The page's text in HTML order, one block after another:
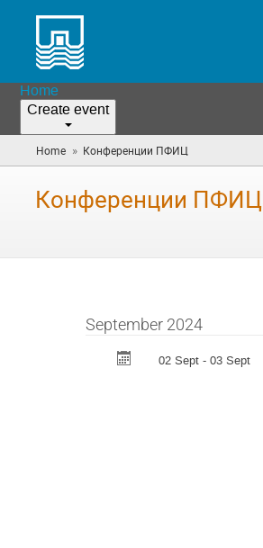
Home
Create event
Home » Конференции ПФИЦ
are
Конференции ПФИЦ
September 2024
02 Sept - 03 Sept